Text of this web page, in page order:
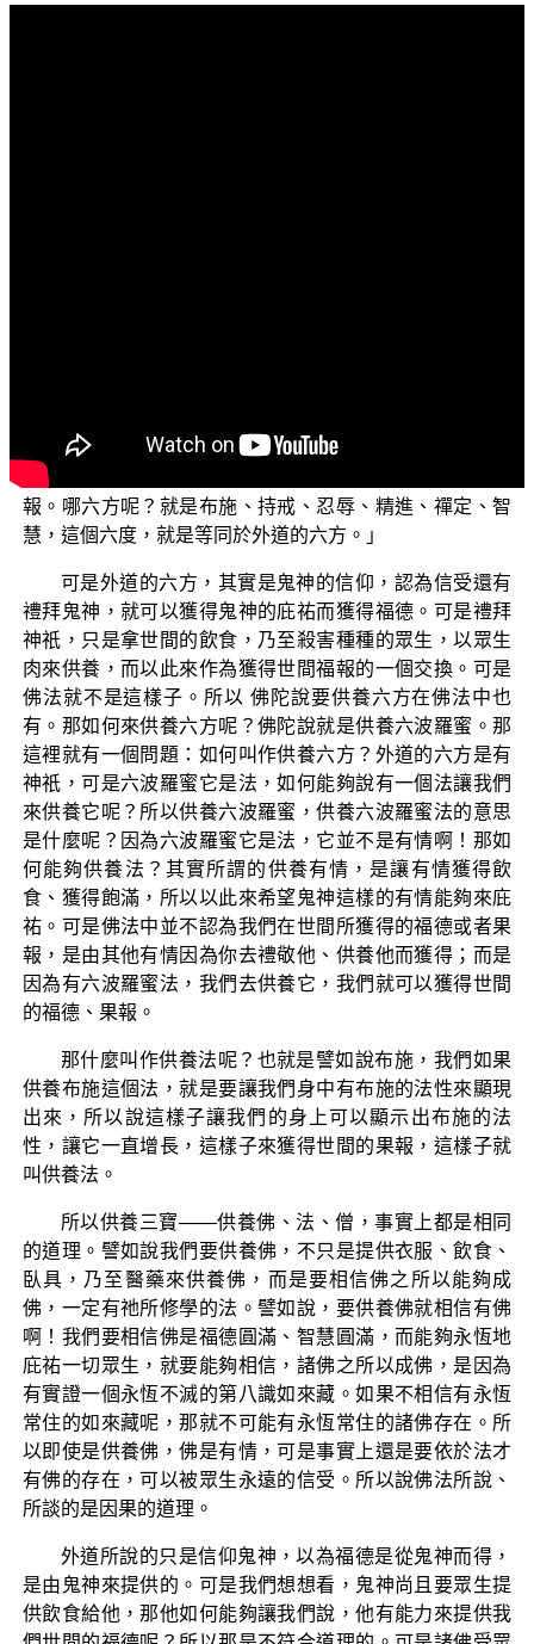
同樣的法呢？」釋迦牟尼佛就告訴善生說：「在佛法中也
有禮敬六方，而獲得世間乃至出世間的種種的福德還有果
報。哪六方呢？就是布施、持戒、忍辱、精進、禪定、智
慧，這個六度，就是等同於外道的六方。」
可是外道的六方，其實是鬼神的信仰，認為信受還有
禮拜鬼神，就可以獲得鬼神的庇祐而獲得福德。可是禮拜
神祇，只是拿世間的飲食，乃至殺害種種的眾生，以眾生
肉來供養，而以此來作為獲得世間福報的一個交換。可是
佛法就不是這樣子。所以 佛陀說要供養六方在佛法中也
有。那如何來供養六方呢？佛陀說就是供養六波羅蜜。那
這裡就有一個問題：如何叫作供養六方？外道的六方是有
神祇，可是六波羅蜜它是法，如何能夠說有一個法讓我們
來供養它呢？所以供養六波羅蜜，供養六波羅蜜法的意思
是什麼呢？因為六波羅蜜它是法，它並不是有情啊！那如
何能夠供養法？其實所謂的供養有情，是讓有情獲得飲
食、獲得飽滿，所以以此來希望鬼神這樣的有情能夠來庇
祐。可是佛法中並不認為我們在世間所獲得的福德或者果
報，是由其他有情因為你去禮敬他、供養他而獲得；而是
因為有六波羅蜜法，我們去供養它，我們就可以獲得世間
的福德、果報。
那什麼叫作供養法呢？也就是譬如說布施，我們如果
供養布施這個法，就是要讓我們身中有布施的法性來顯現
出來，所以說這樣子讓我們的身上可以顯示出布施的法
性，讓它一直增長，這樣子來獲得世間的果報，這樣子就
叫供養法。
所以供養三寶——供養佛、法、僧，事實上都是相同
的道理。譬如說我們要供養佛，不只是提供衣服、飲食、
臥具，乃至醫藥來供養佛，而是要相信佛之所以能夠成
佛，一定有祂所修學的法。譬如說，要供養佛就相信有佛
啊！我們要相信佛是福德圓滿、智慧圓滿，而能夠永恆地
庇祐一切眾生，就要能夠相信，諸佛之所以成佛，是因為
有實證一個永恆不滅的第八識如來藏。如果不相信有永恆
常住的如來藏呢，那就不可能有永恆常住的諸佛存在。所
以即使是供養佛，佛是有情，可是事實上還是要依於法才
有佛的存在，可以被眾生永遠的信受。所以說佛法所說、
所談的是因果的道理。
外道所說的只是信仰鬼神，以為福德是從鬼神而得，
是由鬼神來提供的。可是我們想想看，鬼神尚且要眾生提
供飲食給他，那他如何能夠讓我們說，他有能力來提供我